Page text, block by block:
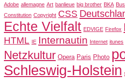
Adobe allemagne Art banlieue big brother BKA
Constitution Copyright CSS
Echte Vielfalt EDVIGE Firefox
HTML IE Internautin Internet itunes
Netzkultur Opera Paris Photo
Schleswig-Holstein